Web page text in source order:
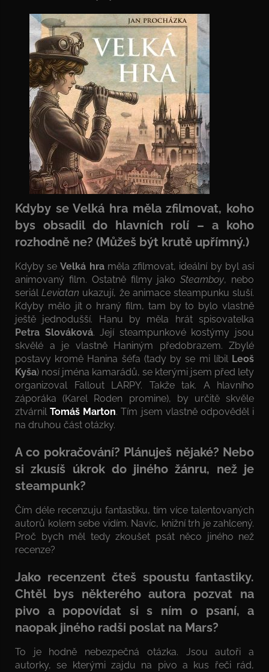
Kdyby se Velká hra měla zfilmovat, koho
bys obsadil do hlavních rolí – a koho
rozhodně ne? (Můžeš být krutě upřímný.)
Kdyby seVelká hraměla zfilmovat, ideální by byl asi
animovaný film. Ostatně filmy jakoSteamboy, nebo
seriálLeviatan ukazují, že animace steampunku sluší.
Kdyby mělo jít o hraný film, tam by to bylo vlastně
ještě jednodušší. Hanu by měla hrát spisovatelka
Petra Slováková. Její steampunkové kostýmy jsou
skvělé a je vlastně Haniným předobrazem. Zbylé
postavy kromě Hanina šéfa (tady by se mi líbil Leoš
Kyša) nosí jména kamarádů, se kterými jsem před lety
organizoval Fallout LARPY. Takže tak. A hlavního
záporáka (Karel Roden promine), by určitě skvěle
ztvárnilTomáš Marton. Tím jsem vlastně odpověděl i
na druhou část otázky.
A co pokračování? Plánuješ nějaké? Nebo
si zkusíš úkrok do jiného žánru, než je
steampunk?
Čím déle recenzuju fantastiku, tím více talentovaných
autorů kolem sebe vidím. Navíc, knižní trh je zahlcený.
Proč bych měl tedy zkoušet psát něco jiného než
recenze?
Jako recenzent čteš spoustu fantastiky.
Chtěl bys některého autora pozvat na
pivo a popovídat si s ním o psaní, a
naopak jiného radši poslat na Mars?
To je hodně nebezpečná otázka. Jsou autoři a
autorky, se kterými zajdu na pivo a kus řeči rád,